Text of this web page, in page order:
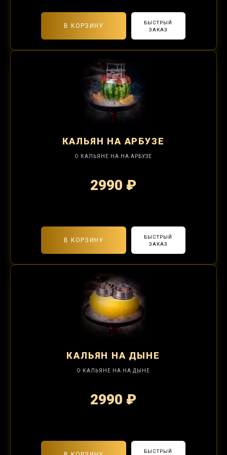
В КОРЗИНУ
БЫСТРЫЙ
ЗАКАЗ
КАЛЬЯН НА АРБУЗЕ
О КАЛЬЯНЕ НА НА АРБУЗЕ
2990 ₽
В КОРЗИНУ
БЫСТРЫЙ
ЗАКАЗ
КАЛЬЯН НА ДЫНЕ
О КАЛЬЯНЕ НА НА ДЫНЕ
2990 ₽
БЫСТРЫЙ